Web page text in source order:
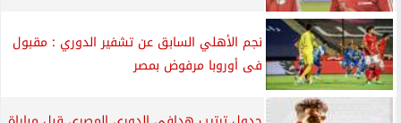
نجم الأهلي السابق عن تشفير الدوري : مقبول
فى أوروبا مرفوض بمصر